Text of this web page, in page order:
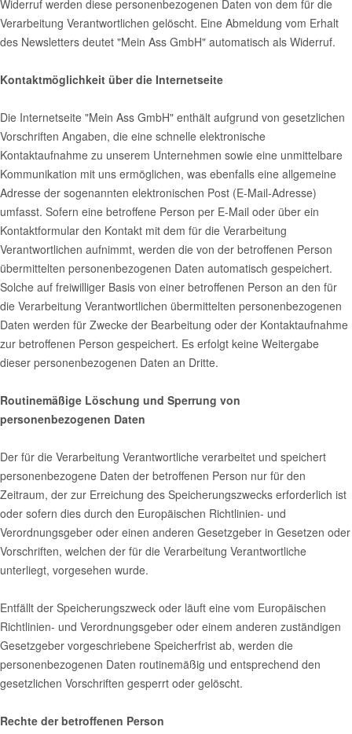
Widerruf werden diese personenbezogenen Daten von dem für die
Verarbeitung Verantwortlichen gelöscht. Eine Abmeldung vom Erhalt
des Newsletters deutet "Mein Ass GmbH" automatisch als Widerruf.
Kontaktmöglichkeit über die Internetseite
Die Internetseite "Mein Ass GmbH" enthält aufgrund von gesetzlichen
Vorschriften Angaben, die eine schnelle elektronische
Kontaktaufnahme zu unserem Unternehmen sowie eine unmittelbare
Kommunikation mit uns ermöglichen, was ebenfalls eine allgemeine
Adresse der sogenannten elektronischen Post (E-Mail-Adresse)
umfasst. Sofern eine betroffene Person per E-Mail oder über ein
Kontaktformular den Kontakt mit dem für die Verarbeitung
Verantwortlichen aufnimmt, werden die von der betroffenen Person
übermittelten personenbezogenen Daten automatisch gespeichert.
Solche auf freiwilliger Basis von einer betroffenen Person an den für
die Verarbeitung Verantwortlichen übermittelten personenbezogenen
Daten werden für Zwecke der Bearbeitung oder der Kontaktaufnahme
zur betroffenen Person gespeichert. Es erfolgt keine Weitergabe
dieser personenbezogenen Daten an Dritte.
Routinemäßige Löschung und Sperrung von
personenbezogenen Daten
Der für die Verarbeitung Verantwortliche verarbeitet und speichert
personenbezogene Daten der betroffenen Person nur für den
Zeitraum, der zur Erreichung des Speicherungszwecks erforderlich ist
oder sofern dies durch den Europäischen Richtlinien- und
Verordnungsgeber oder einen anderen Gesetzgeber in Gesetzen oder
Vorschriften, welchen der für die Verarbeitung Verantwortliche
unterliegt, vorgesehen wurde.
Entfällt der Speicherungszweck oder läuft eine vom Europäischen
Richtlinien- und Verordnungsgeber oder einem anderen zuständigen
Gesetzgeber vorgeschriebene Speicherfrist ab, werden die
personenbezogenen Daten routinemäßig und entsprechend den
gesetzlichen Vorschriften gesperrt oder gelöscht.
Rechte der betroffenen Person